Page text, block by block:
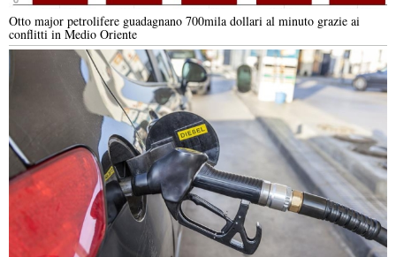
Otto major petrolifere guadagnano 700mila dollari al minuto grazie ai
conflitti in Medio Oriente